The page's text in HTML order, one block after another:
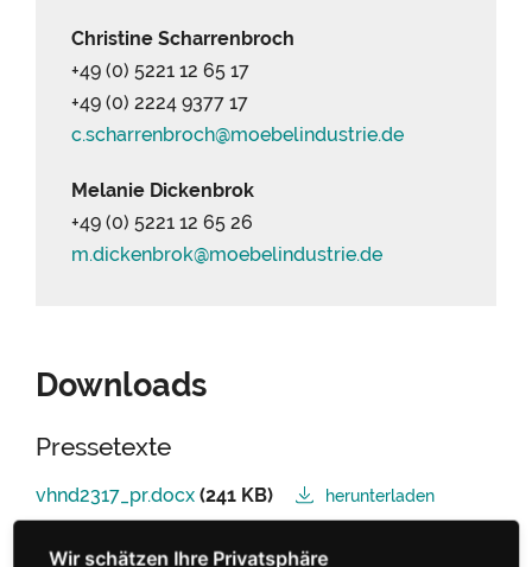
Christine Scharrenbroch
+49 (0) 5221 12 65 17
+49 (0) 2224 9377 17
c.scharrenbroch@moebelindustrie.de
Melanie Dickenbrok
+49 (0) 5221 12 65 26
m.dickenbrok@moebelindustrie.de
Downloads
Pressetexte
vhnd2317_pr.docx (241 KB) herunterladen